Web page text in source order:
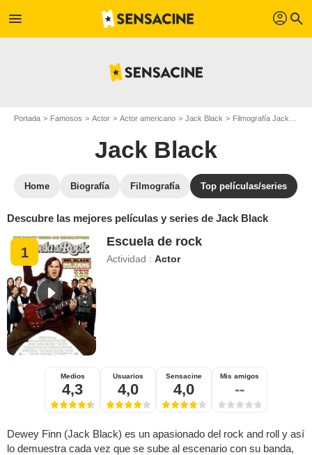
menu profil search
Portada Famosos Actor Actor americano Jack Black Filmografía Jack Black
Jack Black
Home Biografía Filmografía Top películas/series
Descubre las mejores películas y series de Jack Black
1
Escuela de rock
Actividad :Actor
Medios
4,3
Usuarios
4,0
Sensacine
4,0
Mis amigos
--
Dewey Finn (Jack Black) es un apasionado del rock and roll y así
lo demuestra cada vez que se sube al escenario con su banda,